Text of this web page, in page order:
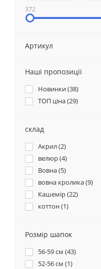
372
Артикул
Наші пропозиції
Новинки (38)
ТОП ціна (29)
склад
Акрил (2)
велюр (4)
Вовна (5)
вовна кролика (9)
Кашемір (22)
коттон (1)
Розмір шапок
56-59 см (43)
52-56 см (1)